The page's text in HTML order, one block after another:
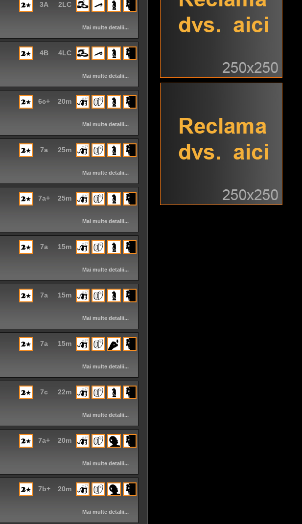
2LC
3A
Mai multe detalii...
4LC
4B
Mai multe detalii...
20m
6c+
Mai multe detalii...
25m
7a
Mai multe detalii...
25m
7a+
Mai multe detalii...
15m
7a
Mai multe detalii...
15m
7a
Mai multe detalii...
15m
7a
Mai multe detalii...
22m
7c
Mai multe detalii...
20m
7a+
Mai multe detalii...
20m
7b+
Mai multe detalii...